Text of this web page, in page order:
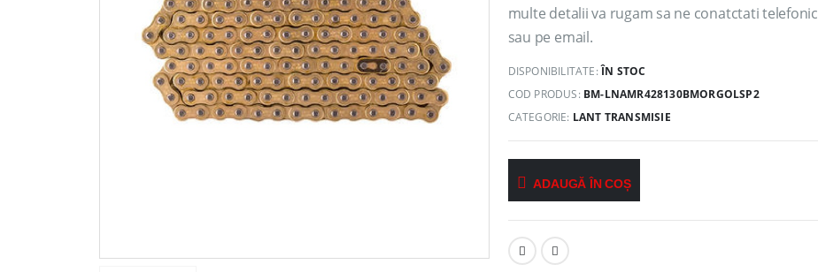
multe detalii va rugam sa ne conatctati telefonic
sau pe email.
DISPONIBILITATE:ÎN STOC
COD PRODUS: BM-LNAMR428130BMORGOLSP2
CATEGORIE: LANT TRANSMISIE
ADAUGĂ ÎN COȘ